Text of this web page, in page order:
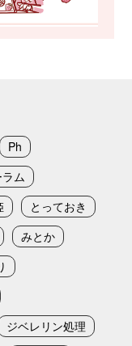
Ph
ム
とっておき
みとか
ジベレリン処理